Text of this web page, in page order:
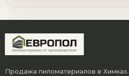
Продажа пиломатериалов в Химках.